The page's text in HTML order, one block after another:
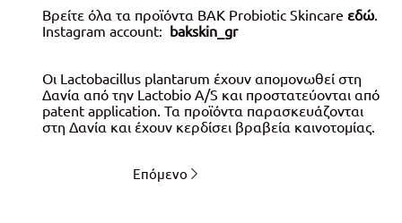
Βρείτε όλα τα προϊόντα BAK Probiotic Skincare εδώ.
Instagram account: bakskin_gr
Οι Lactobacillus plantarum έχουν απομονωθεί στη
Δανία από την Lactobio A/S και προστατεύονται από
patent application. Τα προϊόντα παρασκευάζονται
στη Δανία και έχουν κερδίσει βραβεία καινοτομίας.
Επόμενο